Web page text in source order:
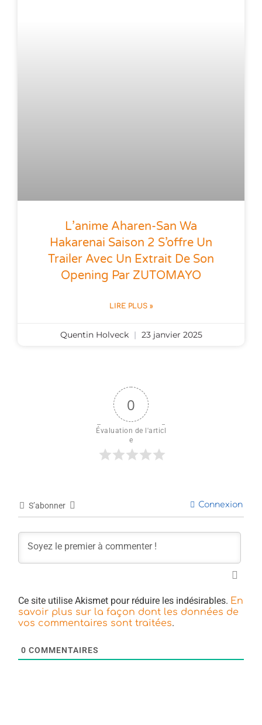
L’anime Aharen-San Wa
Hakarenai Saison 2 S’offre Un
Trailer Avec Un Extrait De Son
Opening Par ZUTOMAYO
LIRE PLUS »
Quentin Holveck 23 janvier 2025
0
Évaluation de l'articl
e
S’abonner Connexion
Ce site utilise Akismet pour réduire les indésirables. En
savoir plus sur la façon dont les données de
vos commentaires sont traitées.
0 COMMENTAIRES